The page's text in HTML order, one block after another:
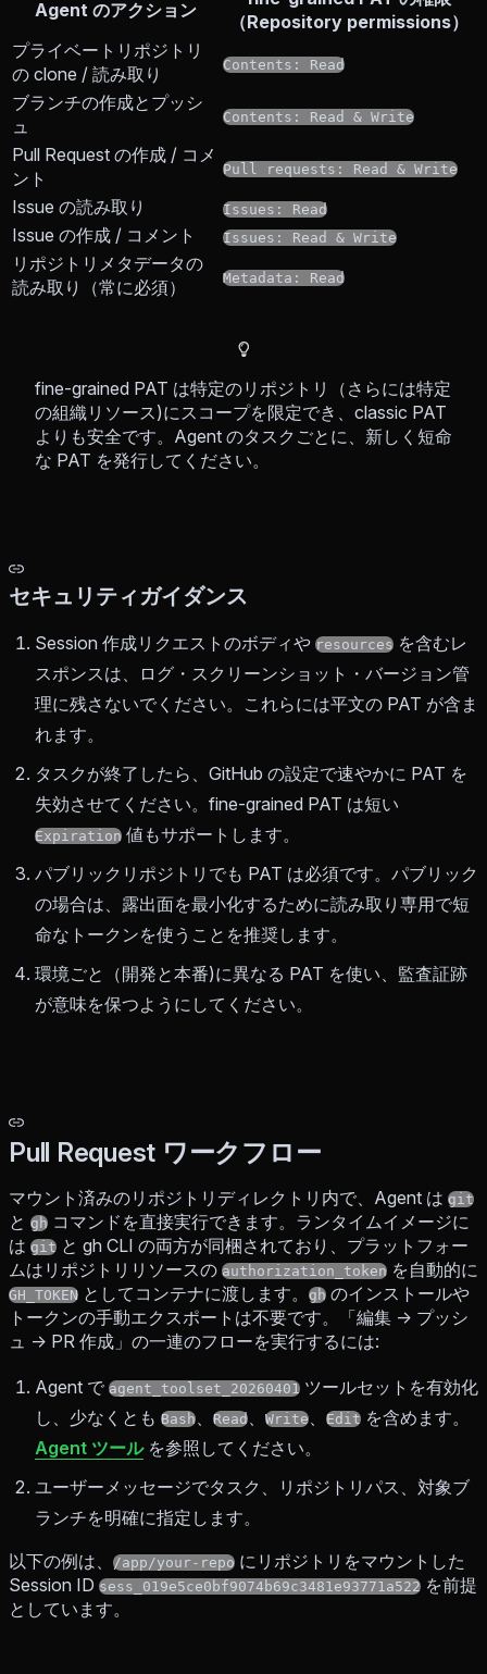
Agent のアクション
（Repository permissions）
プライベートリポジトリ
の clone / 読み取り
Contents: Read
ブランチの作成とプッシ
ュ
Contents: Read & Write
Pull Request の作成 / コメ
ント
Pull requests: Read & Write
Issue の読み取り Issues: Read
Issue の作成 / コメント Issues: Read & Write
リポジトリメタデータの
読み取り（常に必須）
Metadata: Read
fine-grained PAT は特定のリポジトリ（さらには特定
の組織リソース)にスコープを限定でき、classic PAT
よりも安全です。Agent のタスクごとに、新しく短命
な PAT を発行してください。
セキュリティガイダンス
Session 作成リクエストのボディや resources を含むレ
スポンスは、ログ・スクリーンショット・バージョン管
理に残さないでください。これらには平文の PAT が含ま
れます。
タスクが終了したら、GitHub の設定で速やかに PAT を
失効させてください。fine-grained PAT は短い
Expiration 値もサポートします。
パブリックリポジトリでも PAT は必須です。パブリック
の場合は、露出面を最小化するために読み取り専用で短
命なトークンを使うことを推奨します。
環境ごと（開発と本番)に異なる PAT を使い、監査証跡
が意味を保つようにしてください。
Pull Request ワークフロー
マウント済みのリポジトリディレクトリ内で、Agent は git
と gh コマンドを直接実行できます。ランタイムイメージに
は git と gh CLI の両方が同梱されており、プラットフォー
ムはリポジトリリソースの authorization_token を自動的に
GH_TOKEN としてコンテナに渡します。 gh のインストールや
トークンの手動エクスポートは不要です。「編集 -> プッシ
ュ -> PR 作成」の一連のフローを実行するには:
Agent で agent_toolset_20260401 ツールセットを有効化
し、少なくとも Bash、 Read、 Write、 Edit を含めます。
Agent ツールを参照してください。
ユーザーメッセージでタスク、リポジトリパス、対象ブ
ランチを明確に指定します。
以下の例は、
/app/your-repo にリポジトリをマウントした
Session ID sess_019e5ce0bf9074b69c3481e93771a522 を前提
としています。